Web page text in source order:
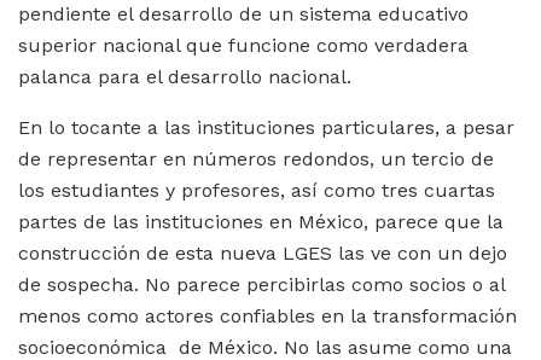
pendiente el desarrollo de un sistema educativo
superior nacional que funcione como verdadera
palanca para el desarrollo nacional.
En lo tocante a las instituciones particulares, a pesar
de representar en números redondos, un tercio de
los estudiantes y profesores, así como tres cuartas
partes de las instituciones en México, parece que la
construcción de esta nueva LGES las ve con un dejo
de sospecha. No parece percibirlas como socios o al
menos como actores confiables en la transformación
socioeconómica de México. No las asume como una